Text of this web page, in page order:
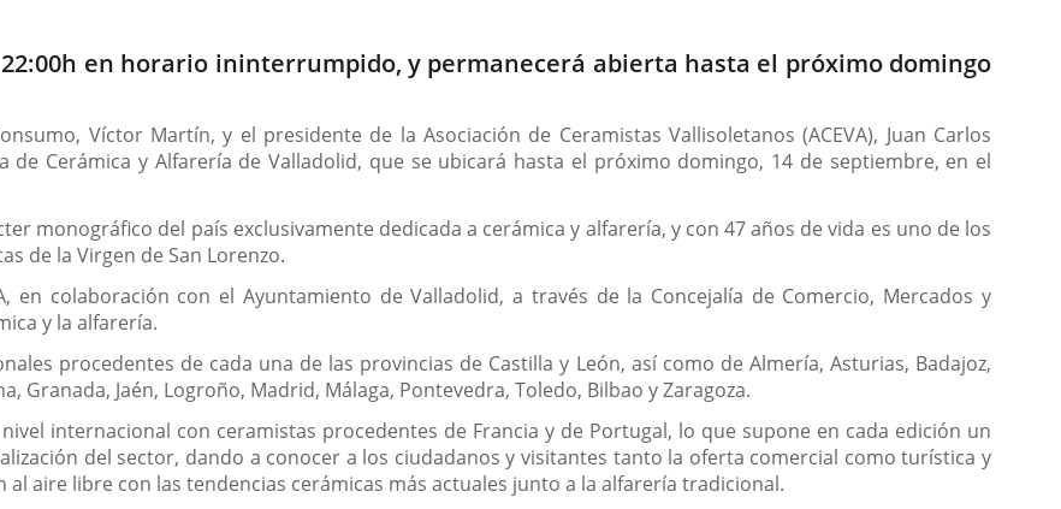
22:00h en horario ininterrumpido, y permanecerá abierta hasta el próximo domingo
Víctor Martín, y el presidente de la Asociación de Ceramistas Vallisoletanos (ACEVA), Juan Carlos
de Cerámica y Alfarería de Valladolid, que se ubicará hasta el próximo domingo, 14 de septiembre, en el
monográfico del país exclusivamente dedicada a cerámica y alfarería, y con 47 años de vida es uno de los
de la Virgen de San Lorenzo.
en colaboración con el Ayuntamiento de Valladolid, a través de la Concejalía de Comercio, Mercados y
y la alfarería.
procedentes de cada una de las provincias de Castilla y León, así como de Almería, Asturias, Badajoz,
Granada, Jaén, Logroño, Madrid, Málaga, Pontevedra, Toledo, Bilbao y Zaragoza.
internacional con ceramistas procedentes de Francia y de Portugal, lo que supone en cada edición un
del sector, dando a conocer a los ciudadanos y visitantes tanto la oferta comercial como turística y
aire libre con las tendencias cerámicas más actuales junto a la alfarería tradicional.